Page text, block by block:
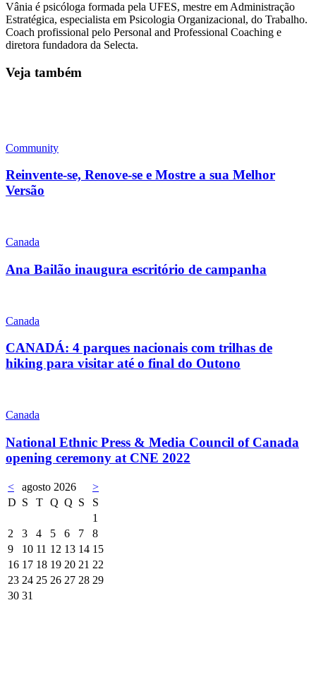
Vânia é psicóloga formada pela UFES, mestre em Administração
Estratégica, especialista em Psicologia Organizacional, do Trabalho.
Coach profissional pelo Personal and Professional Coaching e
diretora fundadora da Selecta.
Veja também
Community
Reinvente-se, Renove-se e Mostre a sua Melhor
Versão
Canada
Ana Bailão inaugura escritório de campanha
Canada
CANADÁ: 4 parques nacionais com trilhas de
hiking para visitar até o final do Outono
Canada
National Ethnic Press & Media Council of Canada
opening ceremony at CNE 2022
< agosto 2026
>
D S T Q Q S
S
1
2
3 4 5 6 7
8
9
10 11 12 13 14 15
16 17 18 19 20 21 22
23 24 25 26 27 28 29
30 31